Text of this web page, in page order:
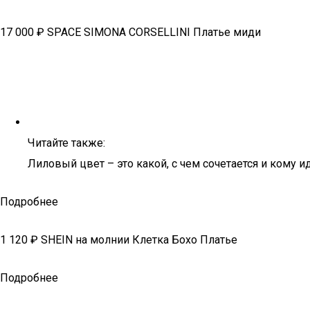
17 000 ₽ SPACE SIMONA CORSELLINI Платье миди
Читайте также:
Лиловый цвет – это какой, с чем сочетается и кому
Подробнее
1 120 ₽ SHEIN на молнии Клетка Бохо Платье
Подробнее